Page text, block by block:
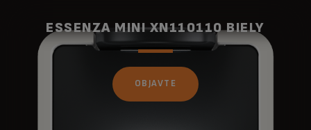
ESSENZA MINI XN110110 BIELY
OBJAVTE